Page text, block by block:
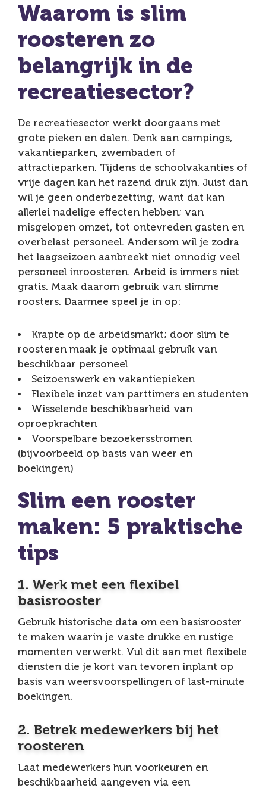
Waarom is slim
roosteren zo
belangrijk in de
recreatiesector?
De recreatiesector werkt doorgaans met
grote pieken en dalen. Denk aan campings,
vakantieparken, zwembaden of
attractieparken. Tijdens de schoolvakanties of
vrije dagen kan het razend druk zijn. Juist dan
wil je geen onderbezetting, want dat kan
allerlei nadelige effecten hebben; van
misgelopen omzet, tot ontevreden gasten en
overbelast personeel. Andersom wil je zodra
het laagseizoen aanbreekt niet onnodig veel
personeel inroosteren. Arbeid is immers niet
gratis. Maak daarom gebruik van slimme
roosters. Daarmee speel je in op:
Krapte op de arbeidsmarkt; door slim te
roosteren maak je optimaal gebruik van
beschikbaar personeel
Seizoenswerk en vakantiepieken
Flexibele inzet van parttimers en studenten
Wisselende beschikbaarheid van
oproepkrachten
Voorspelbare bezoekersstromen
(bijvoorbeeld op basis van weer en
boekingen)
Slim een rooster
maken: 5 praktische
tips
1. Werk met een flexibel
basisrooster
Gebruik historische data om een basisrooster
te maken waarin je vaste drukke en rustige
momenten verwerkt. Vul dit aan met flexibele
diensten die je kort van tevoren inplant op
basis van weersvoorspellingen of last-minute
boekingen.
2. Betrek medewerkers bij het
roosteren
Laat medewerkers hun voorkeuren en
beschikbaarheid aangeven via een